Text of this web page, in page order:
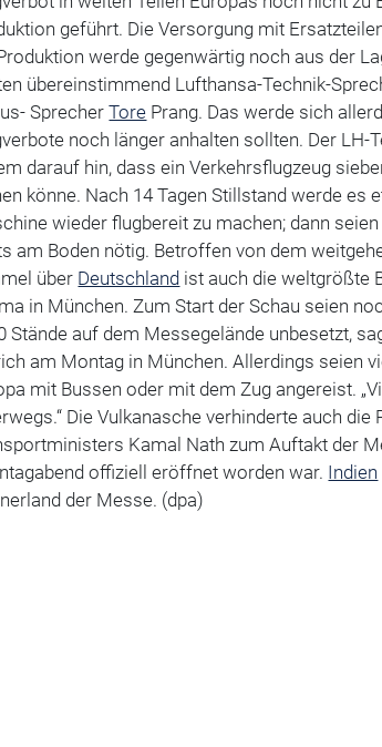
geführt. Die Versorgung mit
werde gegenwärtig noch aus der
übereinstimmend Lufthansa-Technik-
SprecherTore Prang. Das werde sich
noch länger anhalten sollten. Der LH-
darauf hin, dass ein Verkehrsflugzeug
könne. Nach 14 Tagen Stillstand werde es
wieder flugbereit zu machen; dann
am Boden nötig. Betroffen von dem
über Deutschland ist auch die weltgrößte
in München. Zum Start der Schau seien
Stände auf dem Messegelände unbesetzt,
am Montag in München. Allerdings seien
mit Bussen oder mit dem Zug angereist.
Die Vulkanasche verhinderte auch die
Kamal Nath zum Auftakt der
offiziell eröffnet worden war. Indien
der Messe. (dpa)